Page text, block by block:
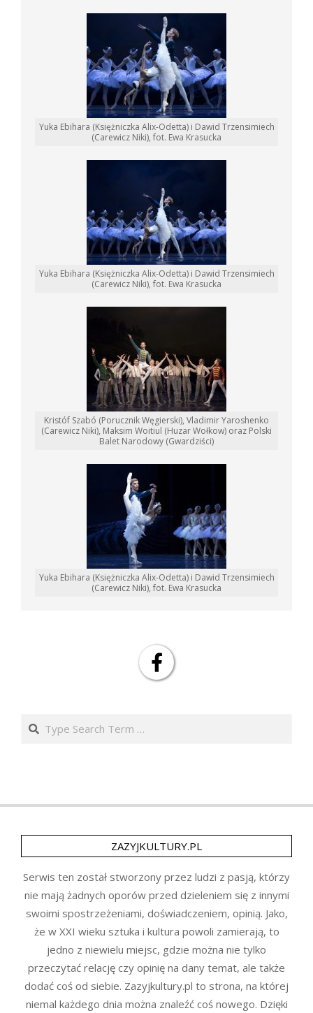
Yuka Ebihara (Księżniczka Alix-Odetta) i Dawid Trzensimiech
(Carewicz Niki), fot. Ewa Krasucka
Yuka Ebihara (Księżniczka Alix-Odetta) i Dawid Trzensimiech
(Carewicz Niki), fot. Ewa Krasucka
Kristóf Szabó (Porucznik Węgierski), Vladimir Yaroshenko
(Carewicz Niki), Maksim Woitiul (Huzar Wołkow) oraz Polski
Balet Narodowy (Gwardziści)
Yuka Ebihara (Księżniczka Alix-Odetta) i Dawid Trzensimiech
(Carewicz Niki), fot. Ewa Krasucka
Search
ZAZYJKULTURY.PL
Serwis ten został stworzony przez ludzi z pasją, którzy
nie mają żadnych oporów przed dzieleniem się z innymi
swoimi spostrzeżeniami, doświadczeniem, opinią. Jako,
że w XXI wieku sztuka i kultura powoli zamierają, to
jedno z niewielu miejsc, gdzie można nie tylko
przeczytać relację czy opinię na dany temat, ale także
dodać coś od siebie. Zazyjkultury.pl to strona, na której
niemal każdego dnia można znaleźć coś nowego. Dzięki